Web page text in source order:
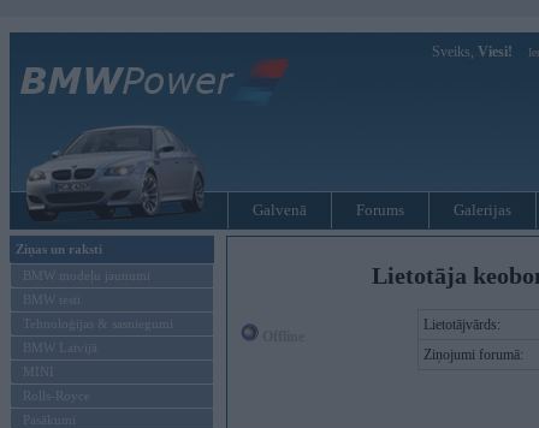
Sveiks, Viesi!
Galvenā Forums Galerijas
Ziņas un raksti
BMW modeļu jaunumi
BMW testi
Tehnoloģijas & sasniegumi
BMW Latvijā
MINI
Rolls-Royce
Pasākumi
Lietotāja
Lietotājvārds:
Ziņojumi forumā: